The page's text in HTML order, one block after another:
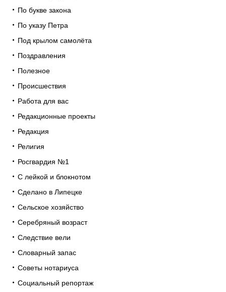
По букве закона
По указу Петра
Под крылом самолёта
Поздравления
Полезное
Происшествия
Работа для вас
Редакционные проекты
Редакция
Религия
Росгвардия №1
С лейкой и блокнотом
Сделано в Липецке
Сельское хозяйство
Серебряный возраст
Следствие вели
Словарный запас
Советы нотариуса
Социальный репортаж